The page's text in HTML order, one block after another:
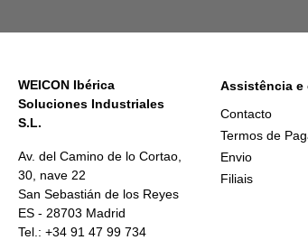
WEICON Ibérica
Soluciones Industriales
S.L.
Av. del Camino de lo Cortao,
30, nave 22
San Sebastián de los Reyes
ES - 28703 Madrid
Tel.: +34 91 47 99 734
Assistência e
Contacto
Termos de
Envio
Filiais